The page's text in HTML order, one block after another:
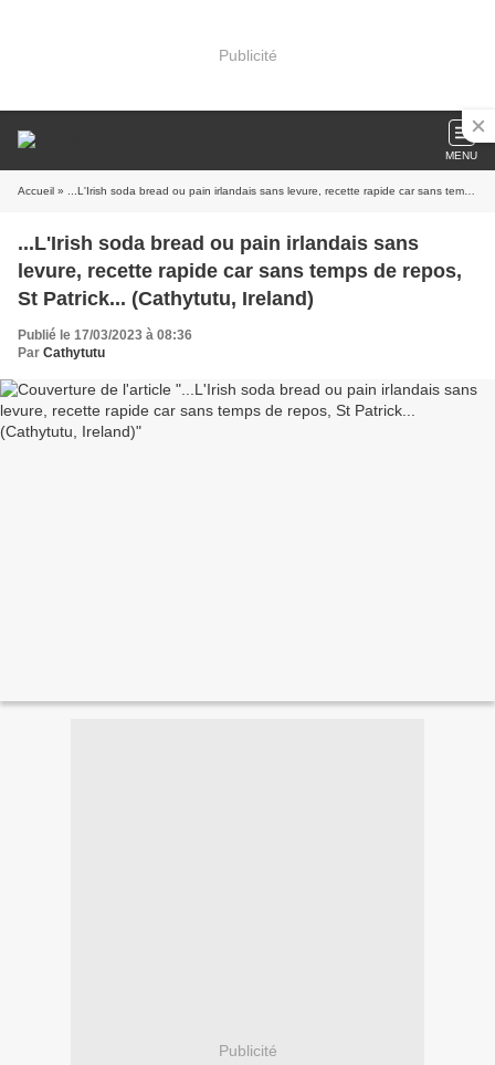
Publicité
MENU
Accueil » ...L'Irish soda bread ou pain irlandais sans levure, recette rapide car sans temps de repos, St Patrick... (Cathytutu, Ireland)
...L'Irish soda bread ou pain irlandais sans
levure, recette rapide car sans temps de repos,
St Patrick... (Cathytutu, Ireland)
Publié le 17/03/2023 à 08:36
Par Cathytutu
Publicité